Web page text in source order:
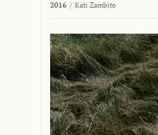
2016 / Kati Zambito